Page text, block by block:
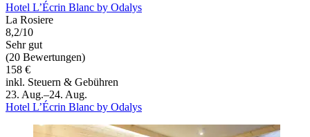
Hotel L’Écrin Blanc by Odalys
La Rosiere
8,2/10
Sehr gut
(20 Bewertungen)
158 €
inkl. Steuern & Gebühren
23. Aug.–24. Aug.
Hotel L’Écrin Blanc by Odalys